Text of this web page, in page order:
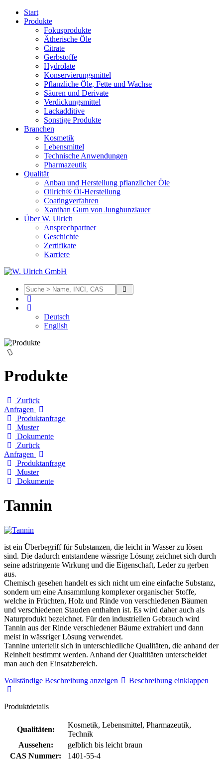
Start
Produkte
Fokusprodukte
Ätherische Öle
Citrate
Gerbstoffe
Hydrolate
Konservierungsmittel
Pflanzliche Öle, Fette und Wachse
Säuren und Derivate
Verdickungsmittel
Lackadditive
Sonstige Produkte
Branchen
Kosmetik
Lebensmittel
Technische Anwendungen
Pharmazeutik
Qualität
Anbau und Herstellung pflanzlicher Öle
Oilrich® Öl-Herstellung
Coatingverfahren
Xanthan Gum von Jungbunzlauer
Über W. Ulrich
Ansprechpartner
Geschichte
Zertifikate
Karriere
Deutsch
English
Produkte
Zurück
Anfragen
Produktanfrage
Muster
Dokumente
Zurück
Anfragen
Produktanfrage
Muster
Dokumente
Tannin
ist ein Überbegriff für Substanzen, die leicht in Wasser zu lösen
sind. Die dadurch entstandene wässrige Lösung zeichnet sich durch
seine adstringente Wirkung und die Eigenschaft, Leder zu gerben
aus.
Chemisch gesehen handelt es sich nicht um eine einfache Substanz,
sondern um eine Ansammlung komplexer organischer Stoffe,
welche in Früchten, Holz und Rinde von verschiedenen Bäumen
und verschiedenen Stauden enthalten ist. Es wird daher auch als
Naturprodukt bezeichnet. Für den industriellen Gebrauch wird
Tannin aus der Rinde verschiedener Bäume extrahiert und dann
meist in wässriger Lösung verwendet.
Tannine unterteilt sich in unterschiedliche Qualitäten, die anhand der
Reinheit bestimmt werden. Anhand der Qualtitäten unterscheidet
man auch den Einsatzbereich.
Vollständige Beschreibung anzeigen
Beschreibung einklappen
Produktdetails
Qualitäten:
Kosmetik, Lebensmittel, Pharmazeutik,
Technik
Aussehen:
gelblich bis leicht braun
CAS Nummer:
1401-55-4